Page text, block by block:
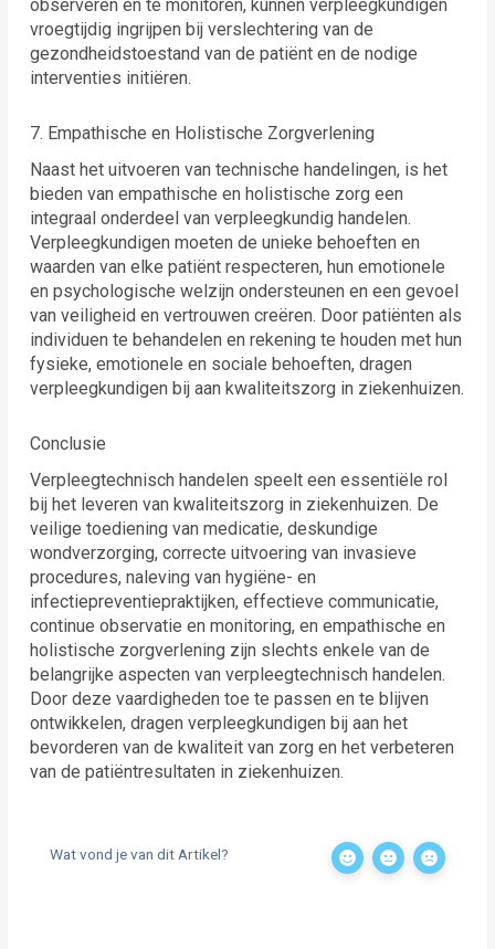
observeren en te monitoren, kunnen verpleegkundigen
vroegtijdig ingrijpen bij verslechtering van de
gezondheidstoestand van de patiënt en de nodige
interventies initiëren.
7. Empathische en Holistische Zorgverlening
Naast het uitvoeren van technische handelingen, is het
bieden van empathische en holistische zorg een
integraal onderdeel van verpleegkundig handelen.
Verpleegkundigen moeten de unieke behoeften en
waarden van elke patiënt respecteren, hun emotionele
en psychologische welzijn ondersteunen en een gevoel
van veiligheid en vertrouwen creëren. Door patiënten als
individuen te behandelen en rekening te houden met hun
fysieke, emotionele en sociale behoeften, dragen
verpleegkundigen bij aan kwaliteitszorg in ziekenhuizen.
Conclusie
Verpleegtechnisch handelen speelt een essentiële rol
bij het leveren van kwaliteitszorg in ziekenhuizen. De
veilige toediening van medicatie, deskundige
wondverzorging, correcte uitvoering van invasieve
procedures, naleving van hygiëne- en
infectiepreventiepraktijken, effectieve communicatie,
continue observatie en monitoring, en empathische en
holistische zorgverlening zijn slechts enkele van de
belangrijke aspecten van verpleegtechnisch handelen.
Door deze vaardigheden toe te passen en te blijven
ontwikkelen, dragen verpleegkundigen bij aan het
bevorderen van de kwaliteit van zorg en het verbeteren
van de patiëntresultaten in ziekenhuizen.
Wat vond je van dit Artikel?